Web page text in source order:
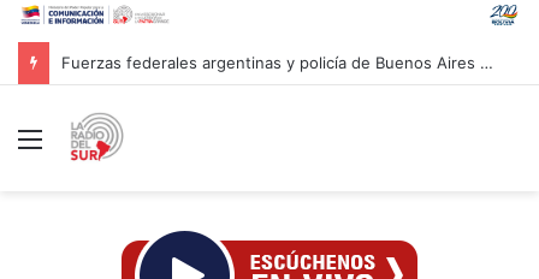
Fuerzas federales argentinas y policía de Buenos Aires son acusadas por represión
Menú